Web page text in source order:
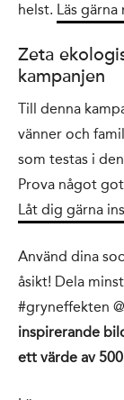
helst. Läs
Zeta
kampanjen
Till denna
vänner och
som testas i
Prova något
Låt dig gärna
Använd dina
åsikt! Dela
#gryneffekten
inspirerande
ett värde av